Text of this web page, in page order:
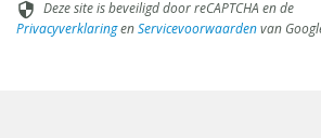
security Deze site is beveiligd door reCAPTCHA en de
PrivacyverklaringenServicevoorwaardenvan